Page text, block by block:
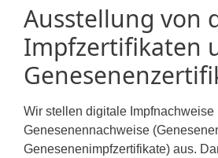
Ausstellung von
Impfzertifikaten
Wir stellen digitale Impfnachweise
Genesenennachweise
Genesenenimpfzertifikate) aus.